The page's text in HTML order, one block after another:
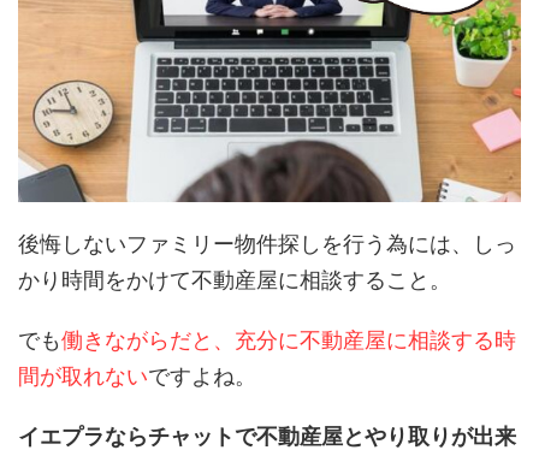
後悔しないファミリー物件探しを行う為には、しっ
かり時間をかけて不動産屋に相談すること。
でも働きながらだと、充分に不動産屋に相談する時
間が取れないですよね。
イエプラならチャットで不動産屋とやり取りが出来